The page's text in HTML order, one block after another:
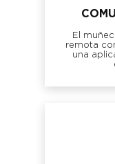
El
remota
una